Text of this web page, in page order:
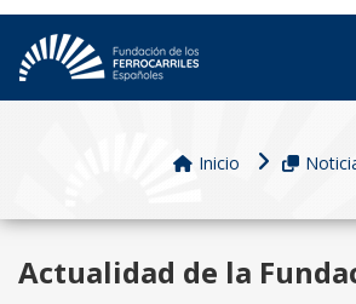
Inicio
Actualidad de la